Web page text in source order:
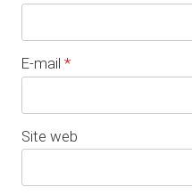
E-mail *
Site web